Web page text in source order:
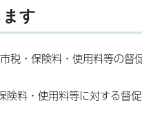
す
税・保険料・使用料等の督
料・使用料等に対する督